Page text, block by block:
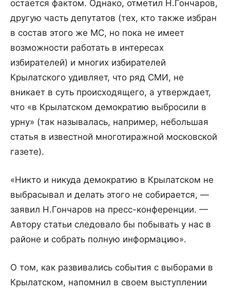
остается фактом. Однако, отметил Н.Гончаров,
другую часть депутатов (тех, кто также избран
в состав этого же МС, но пока не имеет
возможности работать в интересах
избирателей) и многих избирателей
Крылатского удивляет, что ряд СМИ, не
вникает в суть происходящего, а утверждает,
что «в Крылатском демократию выбросили в
урну» (так называлась, например, небольшая
статья в известной многотиражной московской
газете).
«Никто и никуда демократию в Крылатском не
выбрасывал и делать этого не собирается, —
заявил Н.Гончаров на пресс-конференции. —
Автору статьи следовало бы побывать у нас в
районе и собрать полную информацию».
О том, как развивались события с выборами в
Крылатском, напомнил в своем выступлении